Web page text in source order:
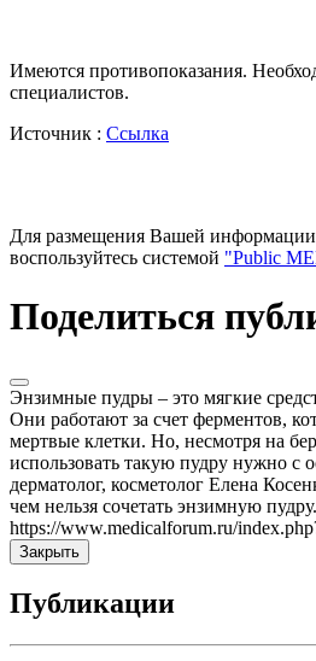
Имеются противопоказания.
специалистов.
Источник : Ссылка
Для размещения Вашей информации
воспользуйтесь системой "Public
Поделиться
Энзимные пудры – это мягкие
Они работают за счет ферментов,
мертвые клетки. Но, несмотря на
использовать такую пудру нужно с
дерматолог, косметолог Елена
чем нельзя сочетать энзимную пудру.
https://www.medicalforum.ru/
Закрыть
Публикации